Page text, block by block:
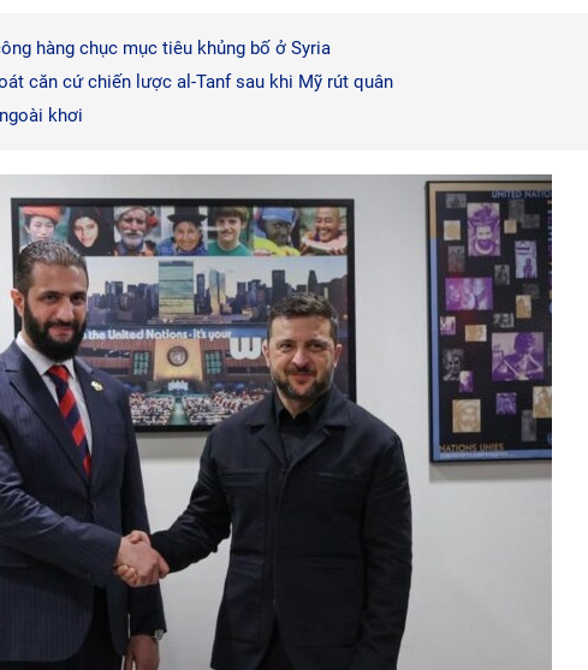
hàng chục mục tiêu khủng bố ở Syria
căn cứ chiến lược al-Tanf sau khi Mỹ rút quân
khơi